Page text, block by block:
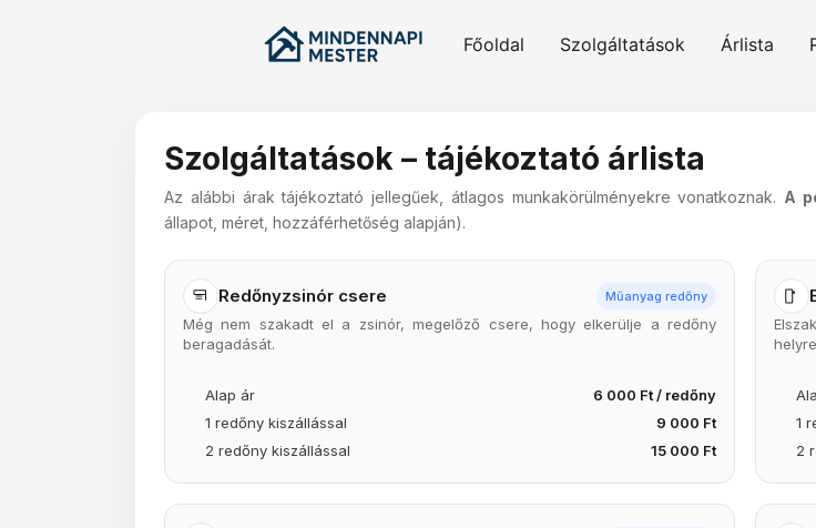
Főoldal Szolgáltatások Árlista
Szolgáltatások – tájékoztató árlista
Az alábbi árak tájékoztató jellegűek, átlagos munkakörülményekre vonatkoznak. A
állapot, méret, hozzáférhetőség alapján).
Redőnyzsinór csere Műanyag redőny
Még nem szakadt el a zsinór, megelőző csere, hogy elkerülje a redőny
beragadását.
Alap ár
6 000 Ft / redőny
1 redőny kiszállással
9 000 Ft
2 redőny kiszállással
15 000 Ft
1
2